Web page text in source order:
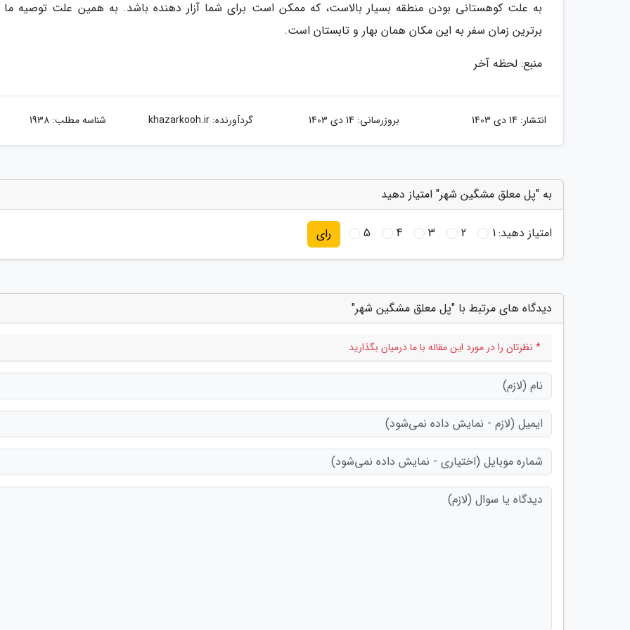
به علت کوهستانی بودن منطقه بسیار بالاست، که ممکن است برای شما آزار دهنده باشد. به همین علت توصیه ما
برترین زمان سفر به این مکان همان بهار و تابستان است.
منبع: لحظه آخر
انتشار: 14 دی 1403 بروزرسانی: 14 دی 1403 گردآورنده:khazarkooh.ir شناسه مطلب: 1938
به "پل معلق مشگین شهر" امتیاز دهید
امتیاز دهید:1
2
3
4
5 رای
دیدگاه های مرتبط با "پل معلق مشگین شهر"
* نظرتان را در مورد این مقاله با ما درمیان بگذارید